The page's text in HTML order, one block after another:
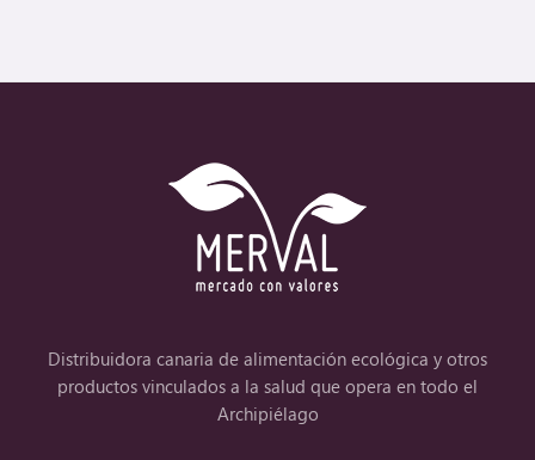
Distribuidora canaria de alimentación ecológica y otros
productos vinculados a la salud que opera en todo el
Archipiélago